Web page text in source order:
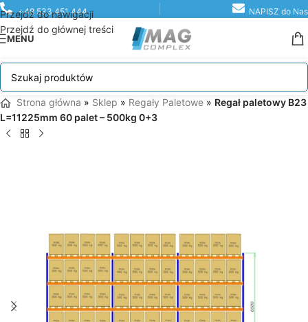
Przejdź do nawigacji
Przejdź do głównej treści
+48 533 451 444 NAPISZ do Nas
MENU
Strona główna » Sklep » Regały Paletowe » Regał paletowy B23
L=11225mm 60 palet – 500kg 0+3